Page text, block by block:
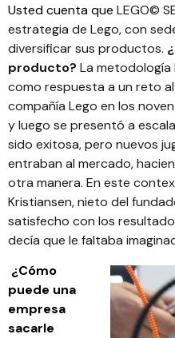
Usted cuenta que LEGO©
estrategia de Lego, con
diversificar sus productos.
producto? La metodología
como respuesta a un reto
compañía Lego en los
y luego se presentó a
sido exitosa, pero nuevos
entraban al mercado,
otra manera. En este
Kristiansen, nieto del
satisfecho con los
decía que le faltaba
¿Cómo
puede una
empresa
sacarle